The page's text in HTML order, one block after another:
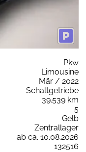
Pkw
Limousine
Mär / 2022
Schaltgetriebe
39.539 km
5
Gelb
Zentrallager
ab ca. 10.08.2026
132516